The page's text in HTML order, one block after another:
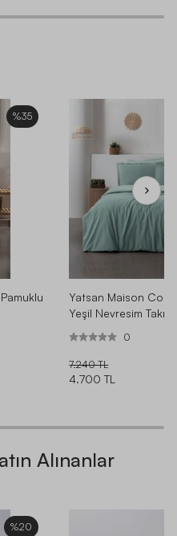
%35
Yatsan Maison
Yeşil Nevresim Takımı
0
7.240 TL
4.700 TL
Alınanlar
%20